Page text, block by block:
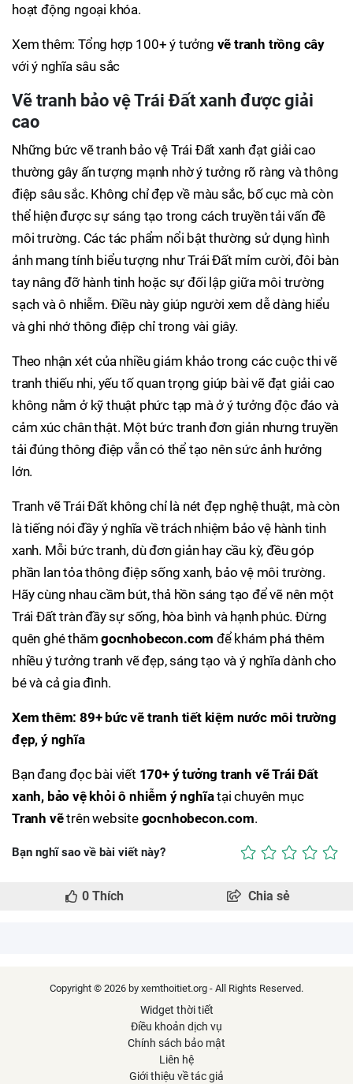
hoạt động ngoại khóa.
Xem thêm: Tổng hợp 100+ ý tưởng vẽ tranh trồng cây
với ý nghĩa sâu sắc
Vẽ tranh bảo vệ Trái Đất xanh được giải
cao
Những bức vẽ tranh bảo vệ Trái Đất xanh đạt giải cao
thường gây ấn tượng mạnh nhờ ý tưởng rõ ràng và thông
điệp sâu sắc. Không chỉ đẹp về màu sắc, bố cục mà còn
thể hiện được sự sáng tạo trong cách truyền tải vấn đề
môi trường. Các tác phẩm nổi bật thường sử dụng hình
ảnh mang tính biểu tượng như Trái Đất mỉm cười, đôi bàn
tay nâng đỡ hành tinh hoặc sự đối lập giữa môi trường
sạch và ô nhiễm. Điều này giúp người xem dễ dàng hiểu
và ghi nhớ thông điệp chỉ trong vài giây.
Theo nhận xét của nhiều giám khảo trong các cuộc thi vẽ
tranh thiếu nhi, yếu tố quan trọng giúp bài vẽ đạt giải cao
không nằm ở kỹ thuật phức tạp mà ở ý tưởng độc đáo và
cảm xúc chân thật. Một bức tranh đơn giản nhưng truyền
tải đúng thông điệp vẫn có thể tạo nên sức ảnh hưởng
lớn.
Tranh vẽ Trái Đất không chỉ là nét đẹp nghệ thuật, mà còn
là tiếng nói đầy ý nghĩa về trách nhiệm bảo vệ hành tinh
xanh. Mỗi bức tranh, dù đơn giản hay cầu kỳ, đều góp
phần lan tỏa thông điệp sống xanh, bảo vệ môi trường.
Hãy cùng nhau cầm bút, thả hồn sáng tạo để vẽ nên một
Trái Đất tràn đầy sự sống, hòa bình và hạnh phúc. Đừng
quên ghé thămgocnhobecon.com để khám phá thêm
nhiều ý tưởng tranh vẽ đẹp, sáng tạo và ý nghĩa dành cho
bé và cả gia đình.
Xem thêm: 89+ bức vẽ tranh tiết kiệm nước môi trường
đẹp, ý nghĩa
Bạn đang đọc bài viết 170+ ý tưởng tranh vẽ Trái Đất
xanh, bảo vệ khỏi ô nhiễm ý nghĩatại chuyên mục
Tranh vẽtrên website gocnhobecon.com.
Bạn nghĩ sao về bài viết này?
0 Thích Chia sẻ
Copyright © 2026 by xemthoitiet.org - All Rights Reserved.
Widget thời tiết
Điều khoản dịch vụ
Chính sách bảo mật
Liên hệ
Giới thiệu về tác giả